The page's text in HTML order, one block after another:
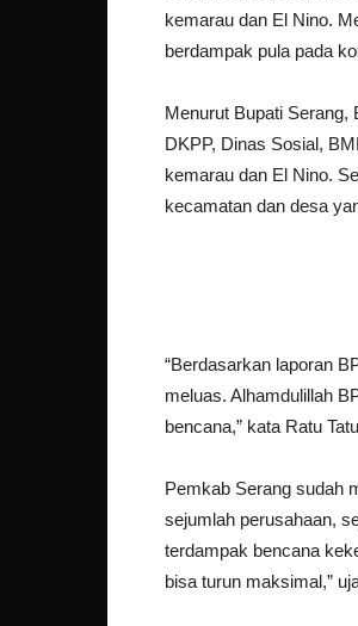
kemarau dan El Nino.
berdampak pula pada
Menurut Bupati Serang,
DKPP, Dinas Sosial,
kemarau dan El Nino.
kecamatan dan desa
“Berdasarkan laporan
meluas. Alhamdulillah
bencana,” kata Ratu
Pemkab Serang sudah
sejumlah perusahaan,
terdampak bencana
bisa turun maksimal,”